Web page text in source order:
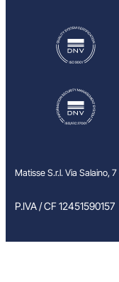
Matisse S.r.l. Via Salaino,
P.IVA / CF 12451590157